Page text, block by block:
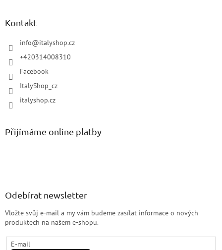
Kontakt
info@italyshop.cz
+420314008310
Facebook
ItalyShop_cz
italyshop.cz
Přijímáme online platby
Odebírat newsletter
Vložte svůj e-mail a my vám budeme zasílat informace o nových
produktech na našem e-shopu.
E-mail